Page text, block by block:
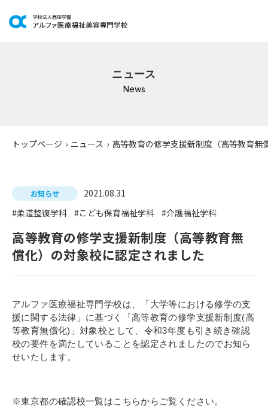
就職支援
公共職業訓練
寄付金のご案内
よくあるご質問
在校生の皆さまへ
新着情報
ニュース
News
トップページ › ニュース › 高等教育の修学支援新制度（高等教育無
お知らせ
2021.08.31
#柔道整復学科 #こども保育福祉学科 #介護福祉学科
高等教育の修学支援新制度（高等教育無
償化）の対象校に認定されました
アルファ医療福祉専門学校は、「大学等における修学の支
援に関する法律」に基づく「高等教育の修学支援新制度(高
等教育無償化)」対象校として、令和3年度も引き続き確認
校の要件を満たしていることを認定されましたのでお知ら
せいたします。
※東京都の確認校一覧はこちらからご覧ください。